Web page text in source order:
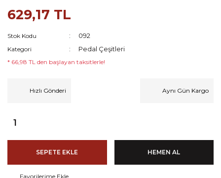
629,17 TL
Stok Kodu 092
Kategori Pedal Çeşitleri
* 66,98 TL den başlayan taksitlerle!
Hızlı Gönderi Aynı Gün Kargo
SEPETE EKLE HEMEN AL